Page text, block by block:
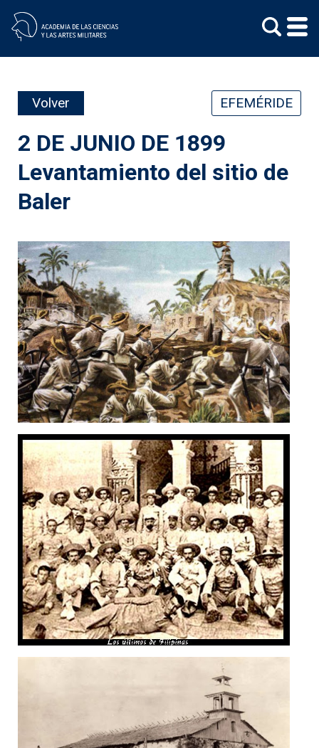
content
Volver EFEMÉRIDE
2 DE JUNIO DE 1899
Levantamiento del sitio de
Baler